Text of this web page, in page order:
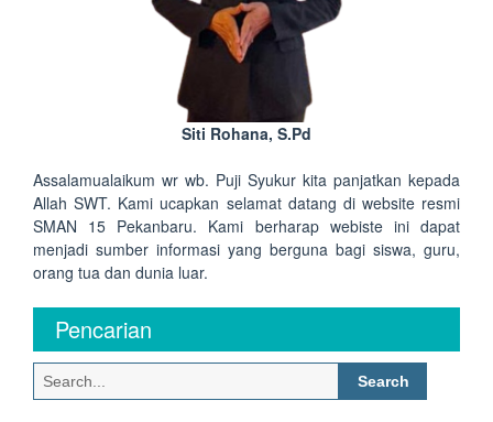
Siti Rohana, S.Pd
Assalamualaikum wr wb. Puji Syukur kita panjatkan kepada
Allah SWT. Kami ucapkan selamat datang di website resmi
SMAN 15 Pekanbaru. Kami berharap webiste ini dapat
menjadi sumber informasi yang berguna bagi siswa, guru,
orang tua dan dunia luar.
Pencarian
Search
for: